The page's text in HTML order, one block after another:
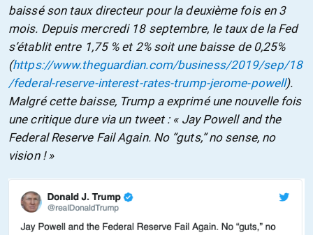
baissé son taux directeur pour la deuxième fois en 3
mois. Depuis mercredi 18 septembre, le taux de la Fed
s’établit entre 1,75 % et 2% soit une baisse de 0,25%
(https://www.theguardian.com/business/2019/sep/18
/federal-reserve-interest-rates-trump-jerome-powell).
Malgré cette baisse, Trump a exprimé une nouvelle fois
une critique dure via un tweet : « Jay Powell and the
Federal Reserve Fail Again. No “guts,” no sense, no
vision ! »